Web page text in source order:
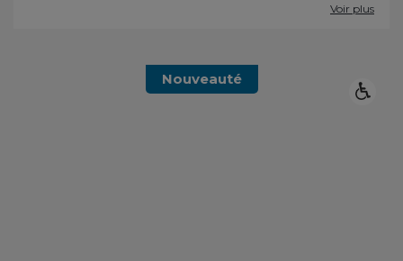
Voir plus
Nouveauté